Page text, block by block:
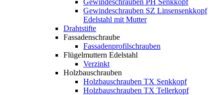
Gewindeschrauben PH Senkkopf
Gewindeschrauben SZ Linsensenkkopf
Edelstahl mit Mutter
Drahtstifte
Fassadenschraube
Fassadenprofilschrauben
Flügelmuttern Edelstahl
Verzinkt
Holzbauschrauben
Holzbauschrauben TX Senkkopf
Holzbauschrauben TX Tellerkopf